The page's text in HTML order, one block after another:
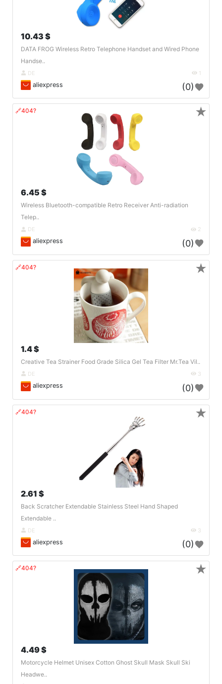
10.43 $
DATA FROG Wireless Retro Telephone Handset and Wired Phone
Handse..
DE 1
aliexpress (0)
🔗404?
6.45 $
Wireless Bluetooth-compatible Retro Receiver Anti-radiation
Telep..
DE 2
aliexpress (0)
★
🔗404?
1.4 $
Creative Tea Strainer Food Grade Silica Gel Tea Filter Mr.Tea Vil..
DE 3
aliexpress (0)
★
🔗404?
2.61 $
Back Scratcher Extendable Stainless Steel Hand Shaped
Extendable ..
DE 3
aliexpress (0)
★
🔗404?
4.49 $
Motorcycle Helmet Unisex Cotton Ghost Skull Mask Skull Ski
Headwe..
★